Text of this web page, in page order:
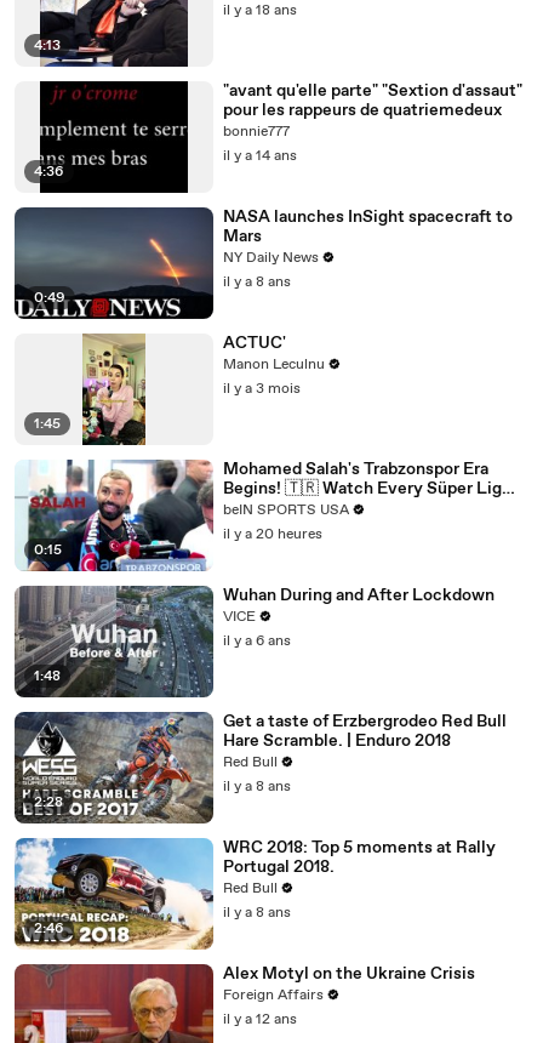
4:13
il y a 18 ans
4:36
"avant qu'elle parte" "Sextion d'assaut"
pour les rappeurs de quatriemedeux
bonnie777
il y a 14 ans
0:49
NASA launches InSight spacecraft to
Mars
NY Daily News
il y a 8 ans
1:45
ACTUC'
Manon Leculnu
il y a 3 mois
0:15
Mohamed Salah's Trabzonspor Era
Begins! 🇹🇷 Watch Every Süper Lig
Match on beIN SPORTS
beIN SPORTS USA
il y a 20 heures
1:48
Wuhan During and After Lockdown
VICE
il y a 6 ans
2:28
Get a taste of Erzbergrodeo Red Bull
Hare Scramble. | Enduro 2018
Red Bull
il y a 8 ans
2:46
WRC 2018: Top 5 moments at Rally
Portugal 2018.
Red Bull
il y a 8 ans
Alex Motyl on the Ukraine Crisis
Foreign Affairs
il y a 12 ans